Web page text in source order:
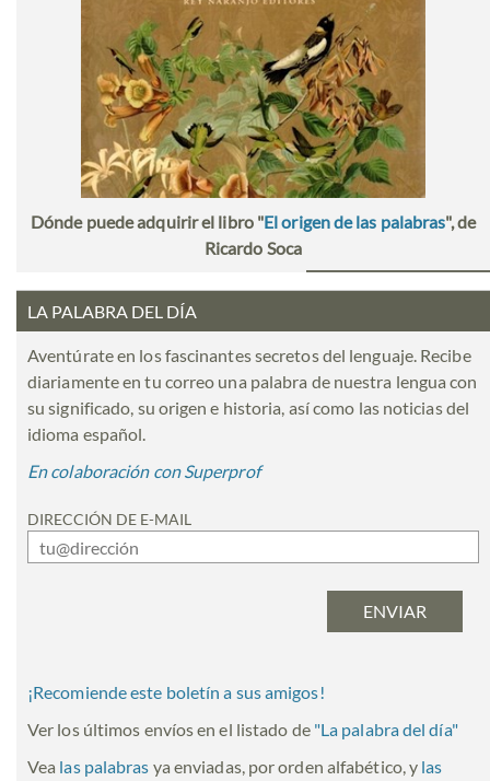
Dónde puede adquirir el libro "El origen de las palabras", de
Ricardo Soca
LA PALABRA DEL DÍA
Aventúrate en los fascinantes secretos del lenguaje. Recibe
diariamente en tu correo una palabra de nuestra lengua con
su significado, su origen e historia, así como las noticias del
idioma español.
En colaboración con Superprof
DIRECCIÓN DE E-MAIL
¡Recomiende este boletín a sus amigos!
Ver los últimos envíos en el listado de "La palabra del día"
Vea las palabras ya enviadas, por orden alfabético, y las